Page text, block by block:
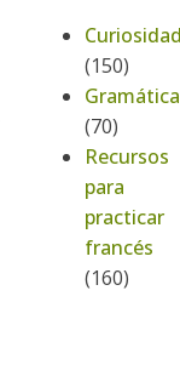
(150)
Gramática
(70)
Recursos
para
practicar
francés
(160)